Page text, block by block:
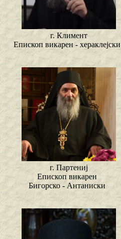
г. Климент
Епископ викарен - хераклејски
г. Партениј
Епископ викарен
Бигорско - Антаниски